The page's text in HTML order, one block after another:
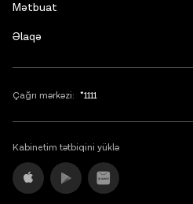
Mətbuat
Əlaqə
Çağrı mərkəzi: *1111
Kabinetim tətbiqini yüklə